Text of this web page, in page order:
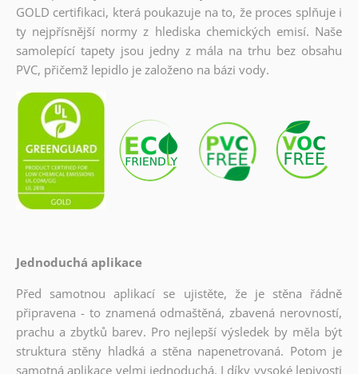
GOLD certifikaci, která poukazuje na to, že proces splňuje i
ty nejpřísnější normy z hlediska chemických emisí. Naše
samolepící tapety jsou jedny z mála na trhu bez obsahu
PVC, přičemž lepidlo je založeno na bázi vody.
Jednoduchá aplikace
Před samotnou aplikací se ujistěte, že je stěna řádně
připravena - to znamená odmaštěná, zbavená nerovností,
prachu a zbytků barev. Pro nejlepší výsledek by měla být
struktura stěny hladká a stěna napenetrovaná. Potom je
samotná aplikace velmi jednoduchá. I díky vysoké lepivosti